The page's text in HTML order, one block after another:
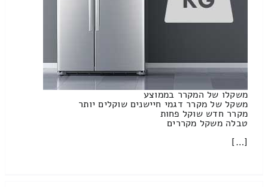
משקלו של המקרר בממוצע
משקל של מקרר דגמי חיישנים שוקלים יותר
מקרר חדש שוקל פחות
טבלה משקל מקררים
[…]